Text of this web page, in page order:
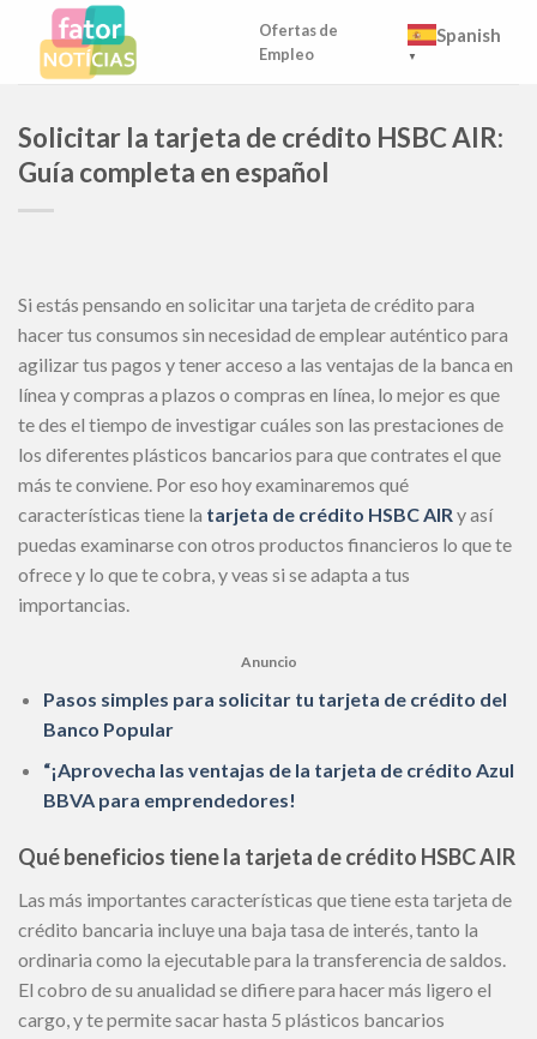
content
Ofertas de
Empleo
Spanish
▼
Solicitar la tarjeta de crédito HSBC AIR:
Guía completa en español
Si estás pensando en solicitar una tarjeta de crédito para
hacer tus consumos sin necesidad de emplear auténtico para
agilizar tus pagos y tener acceso a las ventajas de la banca en
línea y compras a plazos o compras en línea, lo mejor es que
te des el tiempo de investigar cuáles son las prestaciones de
los diferentes plásticos bancarios para que contrates el que
más te conviene. Por eso hoy examinaremos qué
características tiene la tarjeta de crédito HSBC AIR y así
puedas examinarse con otros productos financieros lo que te
ofrece y lo que te cobra, y veas si se adapta a tus
importancias.
Anuncio
Pasos simples para solicitar tu tarjeta de crédito del
Banco Popular
“¡Aprovecha las ventajas de la tarjeta de crédito Azul
BBVA para emprendedores!
Qué beneficios tiene la tarjeta de crédito HSBC AIR
Las más importantes características que tiene esta tarjeta de
crédito bancaria incluye una baja tasa de interés, tanto la
ordinaria como la ejecutable para la transferencia de saldos.
El cobro de su anualidad se difiere para hacer más ligero el
cargo, y te permite sacar hasta 5 plásticos bancarios